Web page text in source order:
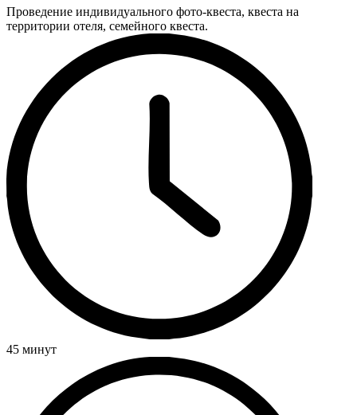
Проведение индивидуального фото-квеста, квеста на
территории отеля, семейного квеста.
45 минут